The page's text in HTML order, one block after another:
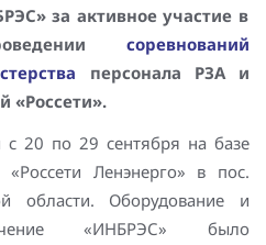
емкостных токов
фидера
за активное участие в
соревнований
персонала РЗА и
«Россети».
с 20 по 29 сентября на базе
Ленэнерго» в пос.
области. Оборудование и
«ИНБРЭС» было